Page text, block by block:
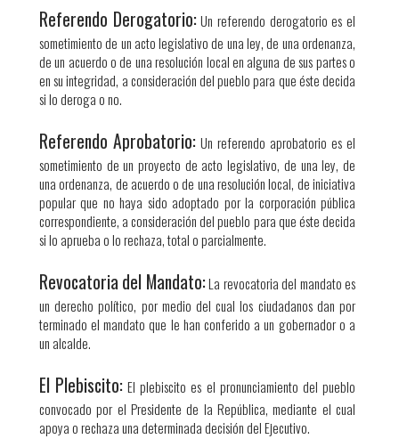
Referendo Derogatorio: Un referendo derogatorio es el
sometimiento de un acto legislativo de una ley, de una ordenanza,
de un acuerdo o de una resolución local en alguna de sus partes o
en su integridad, a consideración del pueblo para que éste decida
si lo deroga o no.
Referendo Aprobatorio: Un referendo aprobatorio es el
sometimiento de un proyecto de acto legislativo, de una ley, de
una ordenanza, de acuerdo o de una resolución local, de iniciativa
popular que no haya sido adoptado por la corporación pública
correspondiente, a consideración del pueblo para que éste decida
si lo aprueba o lo rechaza, total o parcialmente.​
Revocatoria del Mandato:La revocatoria del mandato es
un derecho político, por medio del cual los ciudadanos dan por
terminado el mandato que le han conferido a un gobernador o a
un alcalde.
El Plebiscito: El plebiscito es el pronunciamiento del pueblo
convocado por el Presidente de la República, mediante el cual
apoya o rechaza una determinada decisión del Ejecutivo.